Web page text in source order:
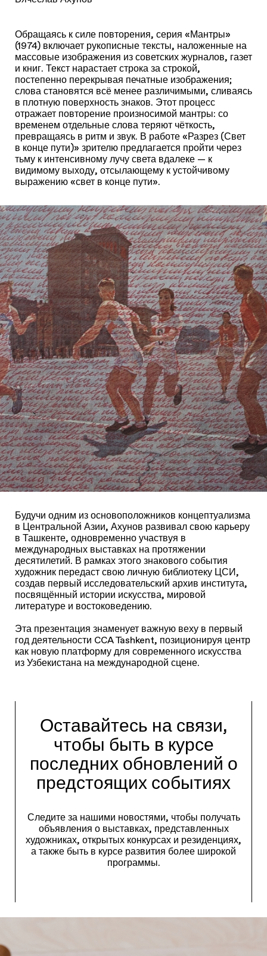
Обращаясь к силе повторения, серия «Мантры»
(1974) включает рукописные тексты, наложенные на
массовые изображения из советских журналов, газет
и книг. Текст нарастает строка за строкой,
постепенно перекрывая печатные изображения;
слова становятся всё менее различимыми, сливаясь
в плотную поверхность знаков. Этот процесс
отражает повторение произносимой мантры: со
временем отдельные слова теряют чёткость,
превращаясь в ритм и звук. В работе «Разрез (Свет
в конце пути)» зрителю предлагается пройти через
тьму к интенсивному лучу света вдалеке — к
видимому выходу, отсылающему к устойчивому
выражению «свет в конце пути».
Будучи одним из основоположников концептуализма
в Центральной Азии, Ахунов развивал свою карьеру
в Ташкенте, одновременно участвуя в
международных выставках на протяжении
десятилетий. В рамках этого знакового события
художник передаст свою личную библиотеку ЦСИ,
создав первый исследовательский архив института,
посвящённый истории искусства, мировой
литературе и востоковедению.
Эта презентация знаменует важную веху в первый
год деятельности CCA Tashkent, позиционируя центр
как новую платформу для современного искусства
из Узбекистана на международной сцене.
Оставайтесь на связи,
чтобы быть в курсе
последних обновлений о
предстоящих событиях
Следите за нашими новостями, чтобы получать
объявления о выставках, представленных
художниках, открытых конкурсах и резиденциях,
а также быть в курсе развития более широкой
программы.